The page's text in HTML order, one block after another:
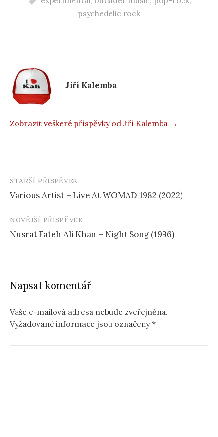
e
k
psychedelic rock
Jiří Kalemba
Zobrazit veškeré příspěvky od Jiří Kalemba →
Navigace
příspěvku
STARŠÍ PŘÍSPĚVEK
Various Artist – Live At WOMAD 1982 (2022)
NOVĚJŠÍ PŘÍSPĚVEK
Nusrat Fateh Ali Khan – Night Song (1996)
Napsat komentář
Vaše e-mailová adresa nebude zveřejněna.
Vyžadované informace jsou označeny*